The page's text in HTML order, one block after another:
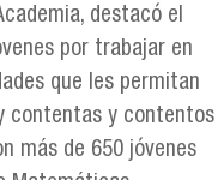
destacó el
por trabajar en
que les permitan
contentas y contentos
más de 650 jóvenes